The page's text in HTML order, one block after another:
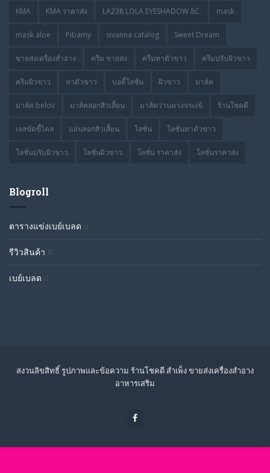
KMA KMA ราคาส่ง LA238 LOLA EYESHADOW 8C. mask
mask aloe Pibamy sivanna catalog Sweet Dream
ขายส่งเครื่องสำอาง ครีม ขายส่ง ครีมทาตัวขาว ครีมปรับผิวขาว
ครีมผิวขาว ทาตัวขาว บอดี้โลชั่น ผิวขาว มาส์ค
มาส์ค belov มาส์คลอกสิวเสี้ยน มาส์คว่านหางจระเข้ ร้านโชคดี
เจลขัดขี้ไคล แผ่นลอกสิวเสี้ยน โลชั่น โลชั่นทาตัวขาว
โลชั่นปรับผิวขาว โลชั่นผิวขาว โลชั่น ราคาส่ง โลชั่นราคาส่ง
Blogroll
ตารางแข่งเบย์เบลด 0
รีวิวสินค้า 0
เบย์เบลด 0
สงวนลิขสิทธิ์ รูปภาพและข้อความ ร้านโชคดี สำเพ็ง ขายส่งเครื่องสำอาง
อาหารเสริม